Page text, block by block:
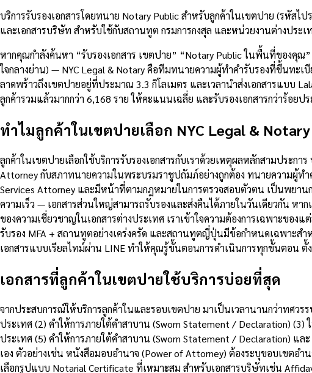
บริการรับรองเอกสารโดยทนาย Notary Public สำหรับลูกค้าในเขตปาย (รหัส
และเอกสารบริษัท สำหรับใช้กับสถานทูต กรมการกงสุล และหน่วยงานต่างปร
หากคุณกำลังค้นหา “รับรองเอกสาร เขตปาย” “Notary Public ในพื้นที่ของคุ
ใจกลางย่าน) — NYC Legal & Notary คือทีมทนายความผู้ทำคำรับรองที่ขึ้นทะ
ลาดพร้าวถึงเขตปายอยู่ที่ประมาณ 3.3 กิโลเมตร และเวลานำส่งเอกสารแบบ
ลูกค้ารวมแล้วมากกว่า 6,168 ราย ให้คะแนนเฉลี่ย และรับรองเอกสารกว่าร้อ
ทำไมลูกค้าในเขตปายเลือก NYC Legal & Notary
ลูกค้าในเขตปายเลือกใช้บริการรับรองเอกสารกับเราด้วยเหตุผลหลักสามประ
Attorney กับสภาทนายความในพระบรมราชูปถัมภ์อย่างถูกต้อง ทนายความผู้ท
Services Attorney และมีหน้าที่ตามกฎหมายในการตรวจสอบตัวตน เป็นพยาน
ความเร็ว — เอกสารส่วนใหญ่สามารถรับรองและส่งคืนได้ภายในวันเดียวกัน หาก
ของความเชี่ยวชาญในเอกสารต่างประเทศ เราเข้าใจความต้องการเฉพาะข
รับรอง MFA + สถานทูตอย่างเคร่งครัด และสถานทูตญี่ปุ่นมีข้อกำหนดเฉพาะสำ
เอกสารแบบเรียลไทม์ผ่าน LINE ทำให้คุณรู้ขั้นตอนการดำเนินการทุกขั้นตอน ตั้
เอกสารที่ลูกค้าในเขตปายใช้บริการบ่อยที่สุด
จากประสบการณ์ให้บริการลูกค้าในและรอบเขตปาย มาเป็นเวลานานกว่าทศว
ประเทศ (2) คำให้การภายใต้คำสาบาน (Sworn Statement / Declaration)
ประเทศ (5) คำให้การภายใต้คำสาบาน (Sworn Statement / Declaration) แ
เอง ตัวอย่างเช่น หนังสือมอบอำนาจ (Power of Attorney) ต้องระบุขอบเขตอ
เลือกรูปแบบ Notarial Certificate ที่เหมาะสม สำหรับเอกสารบริษัทเช่น